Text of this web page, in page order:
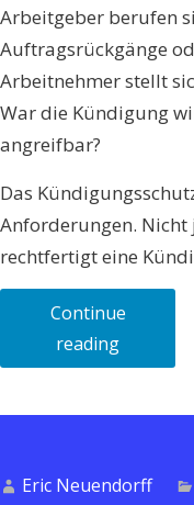
Arbeitgeber berufen
Auftragsrückgänge
Arbeitnehmer stellt
War die Kündigung
angreifbar?
Das
Anforderungen.
rechtfertigt eine
Continue
reading
und
Eric Neuendorff